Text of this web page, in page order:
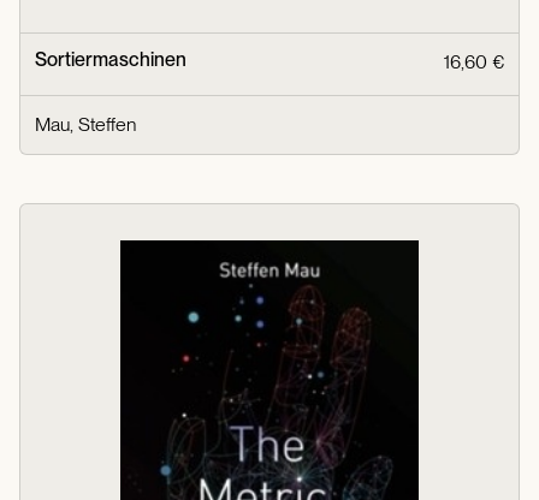
Sortiermaschinen 16,60 €
Mau, Steffen